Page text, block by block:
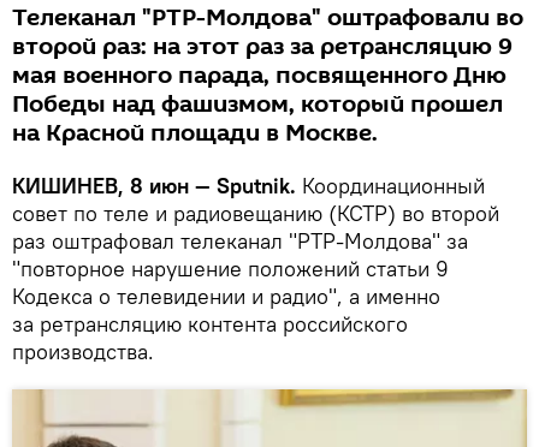
Телеканал "РТР-Молдова" оштрафовали во
второй раз: на этот раз за ретрансляцию 9
мая военного парада, посвященного Дню
Победы над фашизмом, который прошел
на Красной площади в Москве.
КИШИНЕВ, 8 июн — Sputnik. Координационный
совет по теле и радиовещанию (КСТР) во второй
раз оштрафовал телеканал "РТР-Молдова" за
"повторное нарушение положений статьи 9
Кодекса о телевидении и радио", а именно
за ретрансляцию контента российского
производства.